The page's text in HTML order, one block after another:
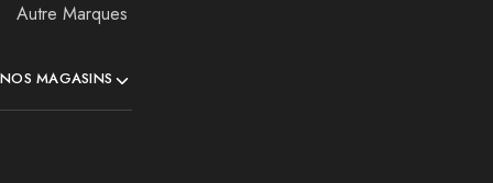
Autre Marques
NOS MAGASINS